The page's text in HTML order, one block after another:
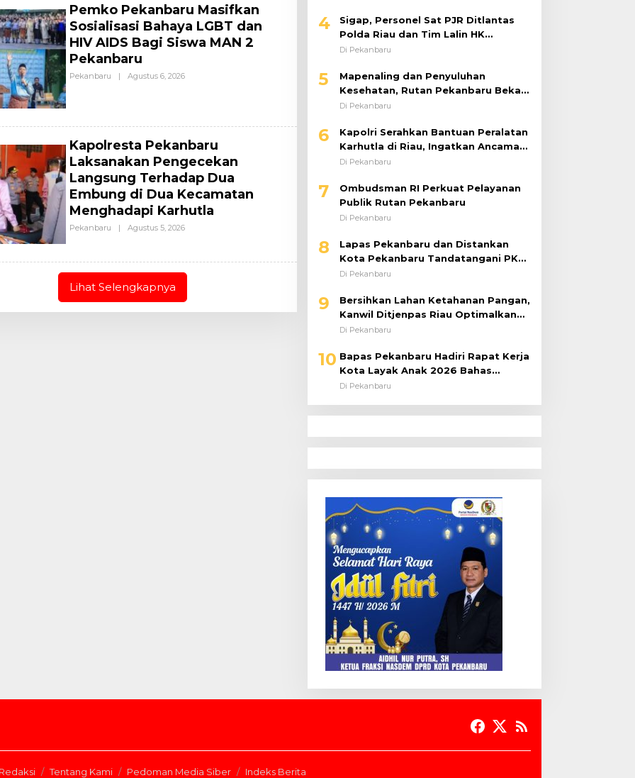
‎Pemko Pekanbaru Masifkan
Sosialisasi Bahaya LGBT dan
HIV AIDS Bagi Siswa MAN 2
Pekanbaru
Pekanbaru | Agustus 6, 2026O
L
Kapolresta Pekanbaru
Laksanakan Pengecekan
Langsung Terhadap Dua
Embung di Dua Kecamatan
Menghadapi Karhutla
Pekanbaru | Agustus 5, 2026O
L
Lihat Selengkapnya
4
Sigap, Personel Sat PJR Ditlantas
Polda Riau dan Tim Lalin HK
Berjibaku Selamatkan Korban
Di Pekanbaru
5
Mapenaling dan Penyuluhan
Kesehatan, Rutan Pekanbaru Bekali
37 Tahanan Baru dengan Edukasi
Di Pekanbaru
6
Kapolri Serahkan Bantuan Peralatan
Karhutla di Riau, Ingatkan Ancaman
El Niño dan Prioritaskan
Di Pekanbaru
7
Ombudsman RI Perkuat Pelayanan
Publik Rutan Pekanbaru
Di Pekanbaru
8
Lapas Pekanbaru dan Distankan
Kota Pekanbaru Tandatangani PKS,
Warga Binaan Dibekali Keterampilan
Di Pekanbaru
9
Bersihkan Lahan Ketahanan Pangan,
Kanwil Ditjenpas Riau Optimalkan
Produktivitas
Di Pekanbaru
10 Bapas Pekanbaru Hadiri Rapat Kerja
Kota Layak Anak 2026 Bahas
Penanganan ABH
Di Pekanbaru
Redaksi Tentang Kami Pedoman Media Siber Indeks Berita